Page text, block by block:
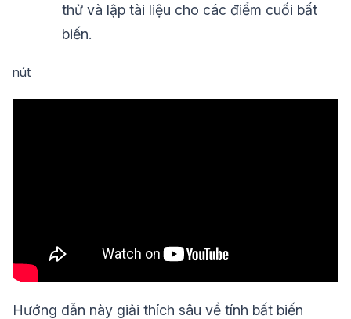
thử và lập tài liệu cho các điểm cuối bất
biến.
nút
Hướng dẫn này giải thích sâu về tính bất biến